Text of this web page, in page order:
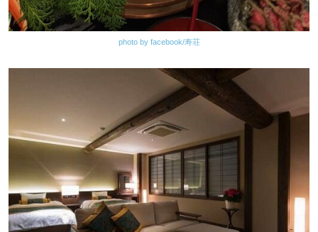
photo by facebook/寿荘